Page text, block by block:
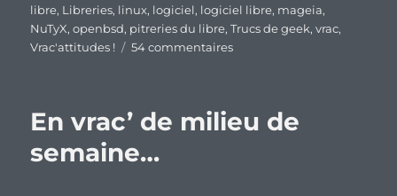
libre, Libreries, linux, logiciel, logiciel libre, mageia,
NuTyX,openbsd, pitreries du libre,Trucs de geek,vrac,
Vrac'attitudes !
54 commentairessur
En vrac’ de milieu de
semaine…